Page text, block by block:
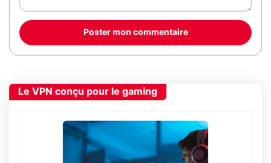
Poster mon commentaire
Le VPN conçu pour le gaming